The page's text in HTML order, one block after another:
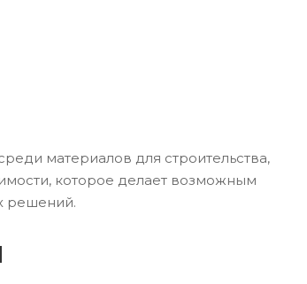
материалов для строительства,
которое делает возможным
решений.